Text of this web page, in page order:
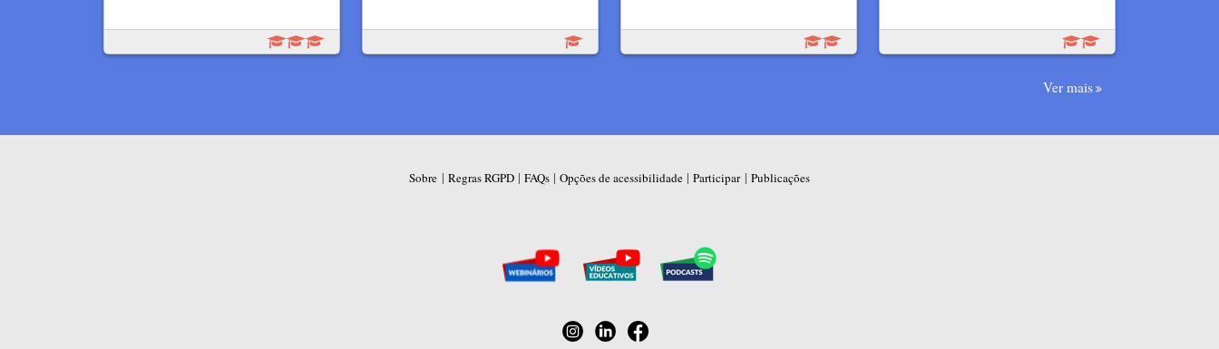
Ver mais
Sobre | Regras RGPD | FAQs | Opções de acessibilidade | Participar| Publicações